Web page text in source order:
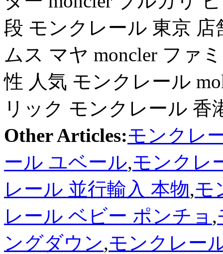
段 モンクレール 東京 店
ムス マヤ moncler ファ
性 人気 モンクレール
リック モンクレール 香
Other Articles:モンクレ
ール ユベール,モンクレ
レール 並行輸入 本物,モ
レール ベビー ポンチョ ,
ングダウン,モンクレー